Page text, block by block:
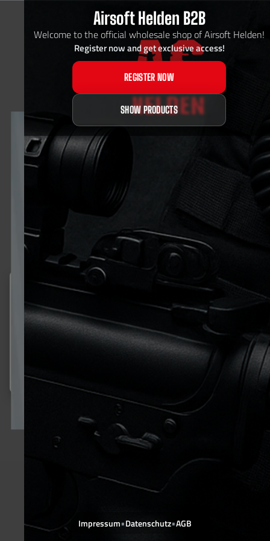
Airsoft Helden B2B
Welcome to the official wholesale shop of Airsoft Helden!
Register now and get exclusive access!
REGISTER NOW
SHOW PRODUCTS
Impressum•Datenschutz•AGB
Diese Website verwendet Cookies, um eine bestmögliche Erfahrung
bieten zu können.
Nur technisch notwendige
DER AIRSOFT HELDEN NEWSLETTER!
Email
JETZT ANMELDEN*
*Ich habe die Datenschutzerklärung zur Kenntnis genommen.